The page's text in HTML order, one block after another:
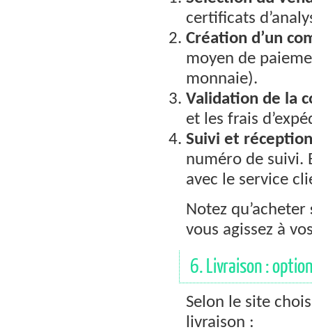
certificats
Création d’un
moyen de
monnaie).
Validation de la
et les frais
Suivi et
numéro de suivi.
avec le service
Notez qu’acheter
vous agissez à
6. Livraison :
Selon le site
livraison :